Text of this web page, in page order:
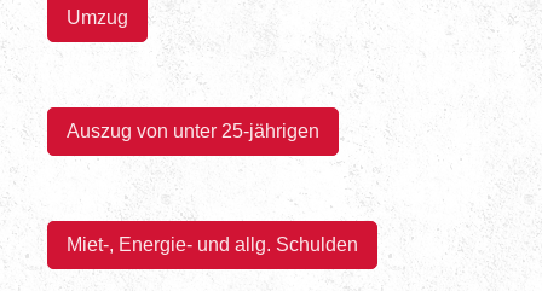
Umzug
Auszug von unter 25-jährigen
Miet-, Energie- und allg. Schulden